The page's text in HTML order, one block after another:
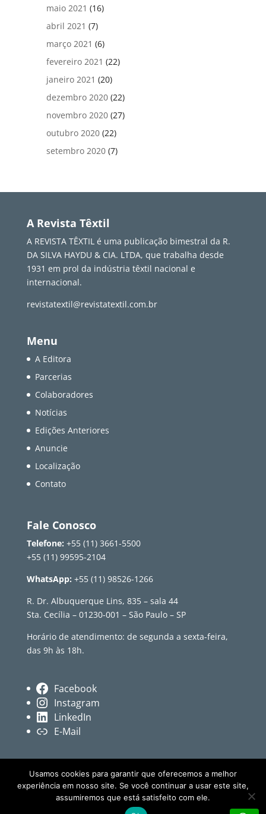
maio 2021 (16)
abril 2021 (7)
março 2021 (6)
fevereiro 2021 (22)
janeiro 2021 (20)
dezembro 2020 (22)
novembro 2020 (27)
outubro 2020 (22)
setembro 2020 (7)
A Revista Têxtil
A REVISTA TÊXTIL é uma publicação bimestral da R.
DA SILVA HAYDU & CIA. LTDA, que trabalha desde
1931 em prol da indústria têxtil nacional e
internacional.
revistatextil@revistatextil.com.br
Menu
A Editora
Parcerias
Colaboradores
Notícias
Edições Anteriores
Anuncie
Localização
Contato
Fale Conosco
Telefone: +55 (11) 3661-5500
+55 (11) 99595-2104
WhatsApp: +55 (11) 98526-1266
R. Dr. Albuquerque Lins, 835 – sala 44
Sta. Cecília – 01230-001 – São Paulo – SP
Horário de atendimento: de segunda a sexta-feira,
das 9h às 18h.
Facebook
Instagram
LinkedIn
E-Mail
© Revista Têxtil • Conteúdo independente sobre
Usamos cookies para garantir que oferecemos a melhor
experiência em nosso site. Se você continuar a usar este site,
assumiremos que está satisfeito com ele.